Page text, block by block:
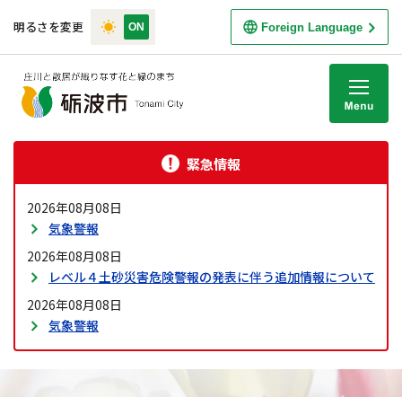
明るさを変更 Foreign Language
緊急情報
2026年08月08日
気象警報
2026年08月08日
レベル４土砂災害危険警報の発表に伴う追加情報について
2026年08月08日
気象警報